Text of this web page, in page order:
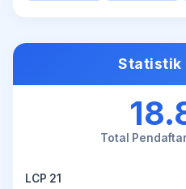
Statistik
Total
LCP 21